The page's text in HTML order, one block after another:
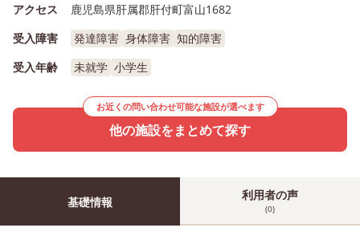
アクセス
鹿児島県肝属郡肝付町富山1682
受入障害
発達障害 身体障害 知的障害
受入年齢
未就学 小学生
お近くの問い合わせ可能な施設が選べます
他の施設をまとめて探す
基礎情報 利用者の声
(0)